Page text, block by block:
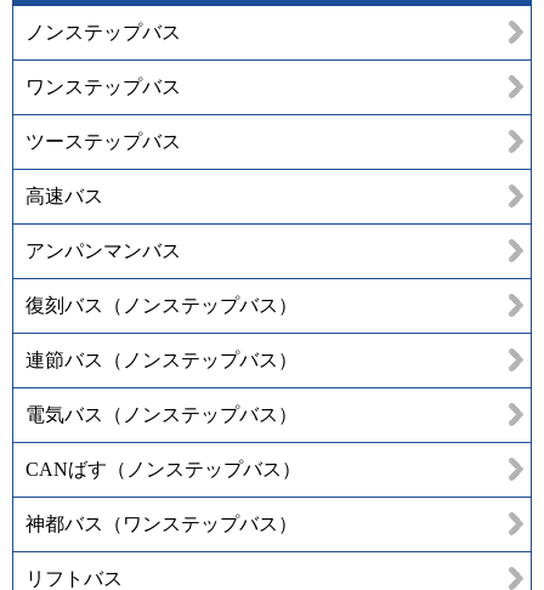
ノンステップバス
ワンステップバス
ツーステップバス
高速バス
アンパンマンバス
復刻バス（ノンステップバス）
連節バス（ノンステップバス）
電気バス（ノンステップバス）
CANばす（ノンステップバス）
神都バス（ワンステップバス）
リフトバス